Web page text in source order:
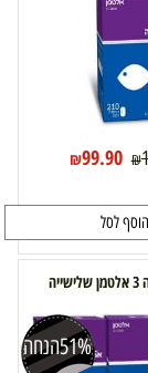
₪
₪99.90
הוסף לסל
51%הנחה